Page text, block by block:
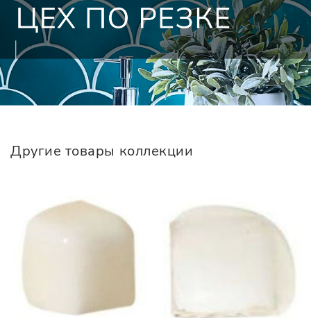
Другие товары коллекции